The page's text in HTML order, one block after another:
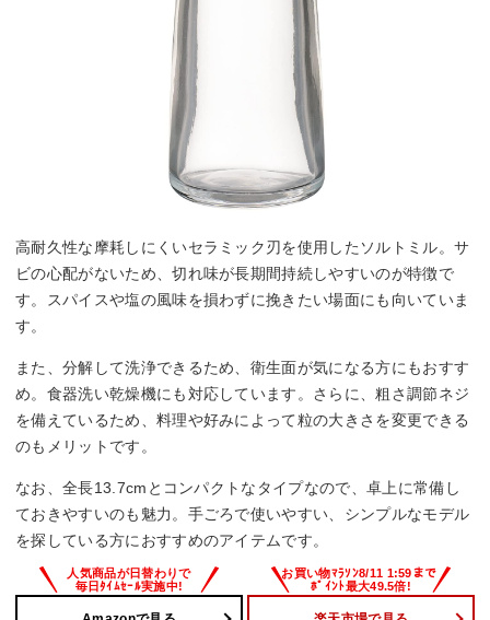
高耐久性な摩耗しにくいセラミック刃を使用したソルトミル。サ
ビの心配がないため、切れ味が長期間持続しやすいのが特徴で
す。スパイスや塩の風味を損わずに挽きたい場面にも向いていま
す。
また、分解して洗浄できるため、衛生面が気になる方にもおすす
め。食器洗い乾燥機にも対応しています。さらに、粗さ調節ネジ
を備えているため、料理や好みによって粒の大きさを変更できる
のもメリットです。
なお、全長13.7cmとコンパクトなタイプなので、卓上に常備し
ておきやすいのも魅力。手ごろで使いやすい、シンプルなモデル
を探している方におすすめのアイテムです。